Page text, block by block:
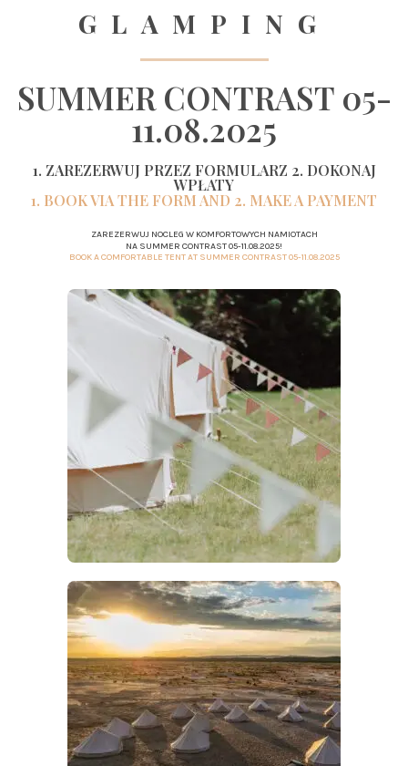
GLAMPING
SUMMER CONTRAST 05-
11.08.2025
1. ZAREZERWUJ PRZEZ FORMULARZ 2. DOKONAJ
WPŁATY
1. BOOK VIA THE FORM AND 2. MAKE A PAYMENT
ZAREZERWUJ NOCLEG W KOMFORTOWYCH NAMIOTACH
NA SUMMER CONTRAST 05-11.08.2025!
BOOK A COMFORTABLE TENT AT SUMMER CONTRAST 05-11.08.2025